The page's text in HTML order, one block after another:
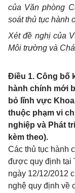
của Văn phòng
soát thủ tục hành
Xét đề nghị của
Môi trường và
Điều 1. Công bố
hành chính mới
bỏ lĩnh vực
thuộc phạm vi
nghiệp và Phát
kèm theo).
Các thủ tục hành
được quy định tại
ngày 12/12/2012
nghệ quy định về